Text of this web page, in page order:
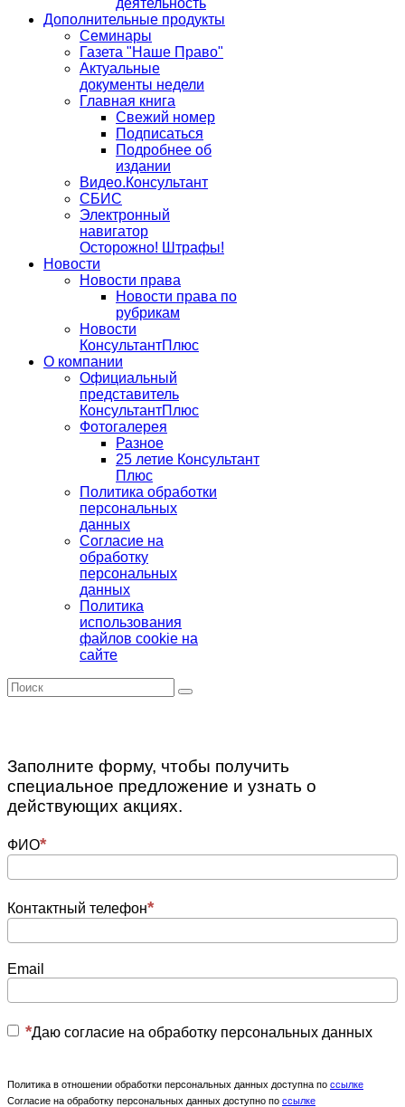
деятельность
Дополнительные продукты
Семинары
Газета "Наше Право"
Актуальные
документы недели
Главная книга
Свежий номер
Подписаться
Подробнее об
издании
Видео.Консультант
СБИС
Электронный
навигатор
Осторожно! Штрафы!
Новости
Новости права
Новости права по
рубрикам
Новости
КонсультантПлюс
О компании
Официальный
представитель
КонсультантПлюс
Фотогалерея
Разное
25 летие Консультант
Плюс
Политика обработки
персональных
данных
Согласие на
обработку
персональных
данных
Политика
использования
файлов cookie на
сайте
Заполните форму, чтобы получить
специальное предложение и узнать о
действующих акциях.
ФИО
Контактный телефон
Email
Даю согласие на обработку персональных данных
Политика в отношении обработки персональных данных доступна по ссылке
Согласие на обработку персональных данных доступно по ссылке